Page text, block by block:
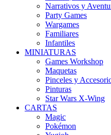
Narrativos y
Party Games
Wargames
Familiares
Infantiles
MINIATURAS
Games Workshop
Maquetas
Pinceles y
Pinturas
Star Wars X-Wing
CARTAS
Magic
Pokémon